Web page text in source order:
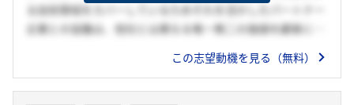
る技術領域をカバーしているためそれを活かしたパートナー
企業との協働は、他社とは異なる唯一無二の価値を顧客に届
は各分野で深い知見を持つ技術者や、1万社以上にのぼる企
この志望動機を見る（無料）